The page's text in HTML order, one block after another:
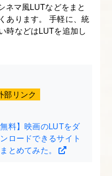
ネマ風LUTなどをまと
あります。 手軽に、統
時などはLUTを追加し
部リンク
無料】映画のLUTをダ
ロードできるサイト
とめてみた。